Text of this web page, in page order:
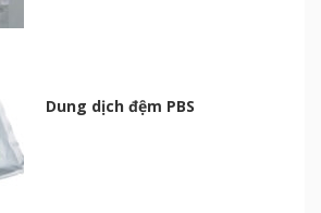
Dung dịch đệm PBS